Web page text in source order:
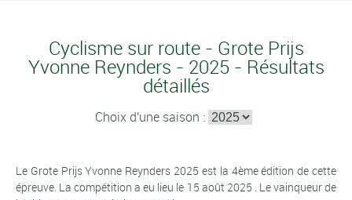
Cyclisme sur route - Grote Prijs
Yvonne Reynders - 2025 - Résultats
détaillés
Choix d'une saison :
Le Grote Prijs Yvonne Reynders 2025 est la 4ème édition de cette
épreuve. La compétition a eu lieu le 15 août 2025 . Le vainqueur de